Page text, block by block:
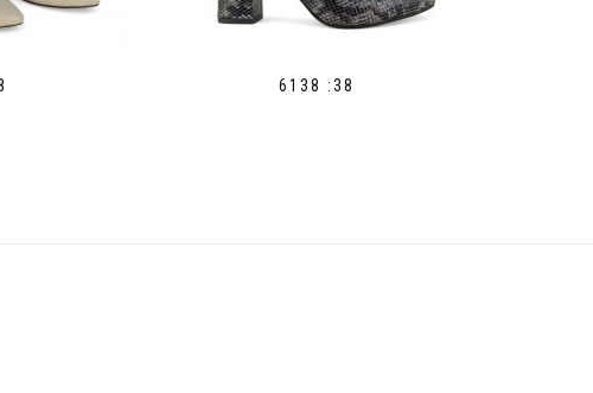
6138 :38